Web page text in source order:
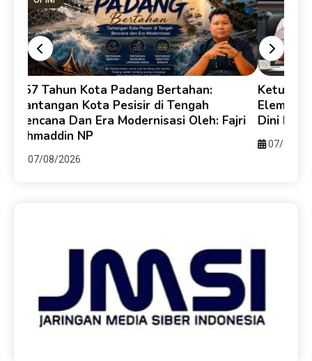
357 Tahun Kota Padang Bertahan:
Tantangan Kota Pesisir di Tengah
Bencana Dan Era Modernisasi Oleh: Fajri
Ahmaddin NP
07/08/2026
Ketua
Elemen
Dini
07/08/